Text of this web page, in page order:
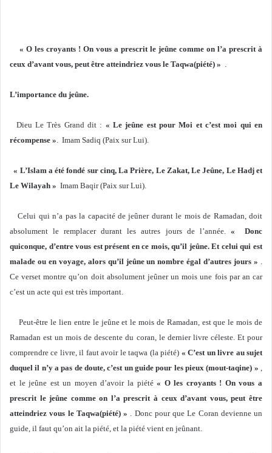
« O les croyants ! On vous a prescrit le jeûne comme on l’a prescrit à
ceux d’avant vous, peut être atteindriez vous le Taqwa(piété) »
L’importance du jeûne.
Dieu Le Très Grand dit : « Le jeûne est pour Moi et c’est moi qui en
récompense » . Imam Sadiq (Paix sur Lui).
« L’Islam a été fondé sur cinq, La Prière, Le Zakat, Le Jeûne, Le Hadj et
Le Wilayah » Imam Baqir (Paix sur Lui).
Celui qui n’a pas la capacité de jeûner durant le mois de Ramadan, doit
absolument le remplacer durant les autres jours de l’année. « Donc
quiconque, d’entre vous est présent en ce mois, qu’il jeûne. Et celui qui est
malade ou en voyage, alors qu’il jeûne un nombre égal d’autres jours »
Ce verset montre qu’on doit absolument jeûner un mois une fois par an car
c’est un acte qui est très important.
Peut-être le lien entre le jeûne et le mois de Ramadan, est que le mois de
Ramadan est un mois de descente du coran, le dernier livre céleste. Et pour
comprendre ce livre, il faut avoir le taqwa (la piété) « C’est un livre au sujet
duquel il n’y a pas de doute, c’est un guide pour les pieux (mout-taqine) »
et le jeûne est un moyen d’avoir la piété« O les croyants ! On vous a
prescrit le jeûne comme on l’a prescrit à ceux d’avant vous, peut être
atteindriez vous le Taqwa(piété) » . Donc pour que Le Coran devienne un
guide, il faut qu’on ait la piété, et la piété vient en jeûnant.